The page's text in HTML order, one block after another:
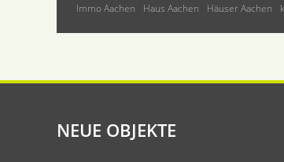
Immo Aachen Haus Aachen Häuser Aachen
NEUE OBJEKTE